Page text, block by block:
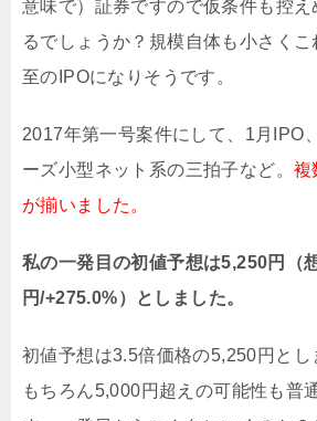
意味で）証券ですので仮条件も控え
るでしょうか？規模自体も小さく
至のIPOになりそうです。
2017年第一号案件にして、1月IPO
ーズ小型ネット系の三拍子など。 複
が揃いました。
私の一発目の初値予想は5,250円（
円/+275.0%）としました。
初値予想は3.5倍価格の5,250円とし
もちろん5,000円超えの可能性も普